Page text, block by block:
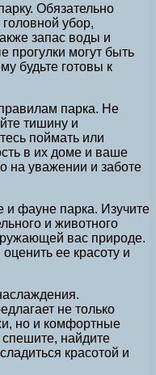
Обязательно
убор,
запас воды и
прогулки могут быть
будьте готовы к
парка. Не
тишину и
поймать или
в их доме и ваше
на уважении и заботе
и фауне парка. Изучите
и животного
вас природе.
ее красоту и
не только
но и комфортные
найдите
красотой и